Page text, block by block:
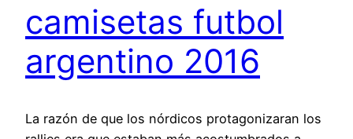
camisetas futbol
argentino 2016
La razón de que los nórdicos protagonizaran los